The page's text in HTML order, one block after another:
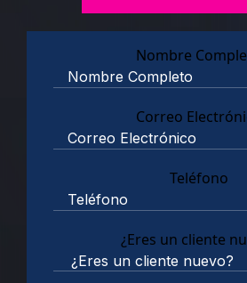
Nombre
Correo
Teléfono
¿Eres un cliente